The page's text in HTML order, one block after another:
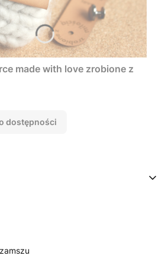
made with love zrobione z
dostępności